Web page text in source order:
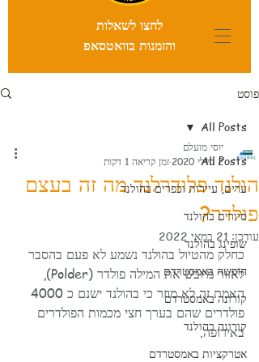
לחצו לשאלות
והזמנות בוואטסאפ
פוסט
All Posts
ערים, עיירות וכפרים בהולנד
סיורים בהולנד
שופינג בהולנד
חופשה באמסטרדם
קורונה באמסטרדם
קורונה בהולנד
אטרקציות באמסטרדם
All Posts
הולנד פלודרלנד מה זה בעצם
פולדר?
יוסי מועלם
2 ביולי 2020
זמן קריאה 1 דקות
עודכן: 21 במאי 2022
כחלק מהטיול בהולנד נשמע לא פעם בהסבר
לאזור מיובש את המילה פולדר (Polder),
פולדרים שהם בערך חצי מכמות הפולדרים
באירופה.